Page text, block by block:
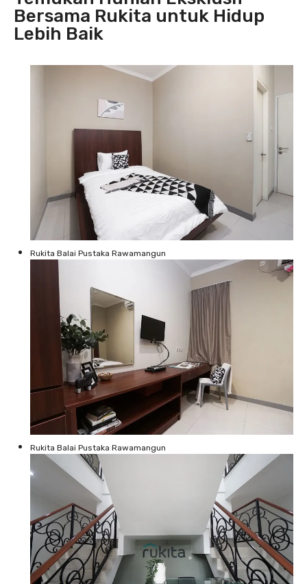
Bersama Rukita untuk Hidup
Lebih Baik
Rukita Balai Pustaka Rawamangun
Rukita Balai Pustaka Rawamangun